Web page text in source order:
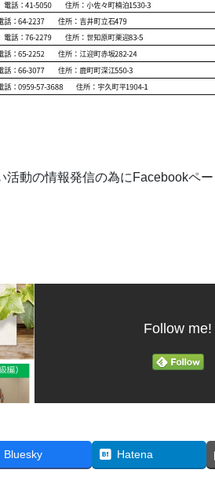
動の情報発信の為にFacebookペ
Follow me!
Bluesky Hatena